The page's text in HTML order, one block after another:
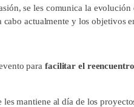
se les comunica la evolución
actualmente y los objetivos
para facilitar el
mantiene al día de los